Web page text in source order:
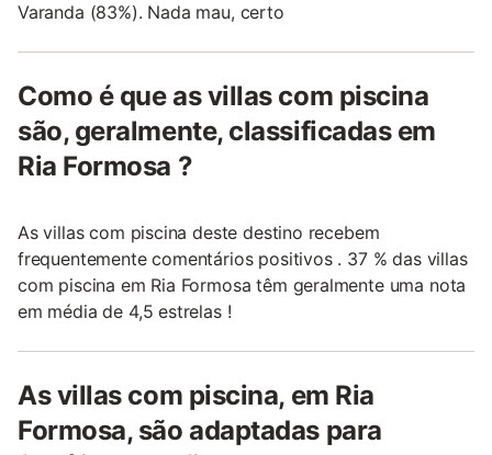
Varanda (83%). Nada mau, certo
Como é que as villas com piscina
são, geralmente, classificadas em
Ria Formosa ?
As villas com piscina deste destino recebem
frequentemente comentários positivos . 37 % das villas
com piscina em Ria Formosa têm geralmente uma nota
em média de 4,5 estrelas !
As villas com piscina, em Ria
Formosa, são adaptadas para